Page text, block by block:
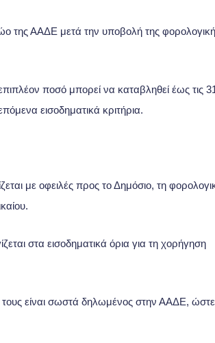
της ΑΑΔΕ μετά την υποβολή της
ποσό μπορεί να καταβληθεί έως τις
εισοδηματικά κριτήρια.
με οφειλές προς το Δημόσιο, τη
στα εισοδηματικά όρια για τη χορήγηση
τους είναι σωστά δηλωμένος στην ΑΑΔΕ,